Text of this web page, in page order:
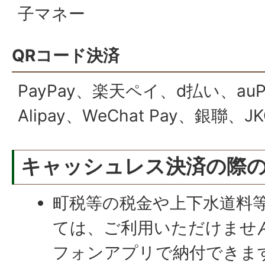
子マネー
QRコード決済
PayPay、楽天ペイ、d払い、
Alipay、WeChat Pay、銀聯、
キャッシュレス決済の際
町税等の税金や上下水道料
ては、ご利用いただけませ
フォンアプリで納付できま